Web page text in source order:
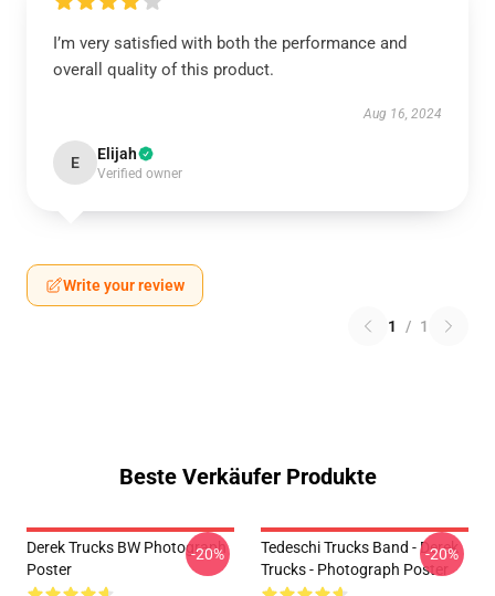
I’m very satisfied with both the performance and
overall quality of this product.
Aug 16, 2024
E Elijah
Verified owner
Write your review
1 / 1
Beste Verkäufer Produkte
Derek Trucks BW Photograph
Poster
-20%
Tedeschi Trucks Band - Derek
Trucks - Photograph Poster
-20%